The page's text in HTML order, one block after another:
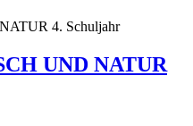
UND NATUR